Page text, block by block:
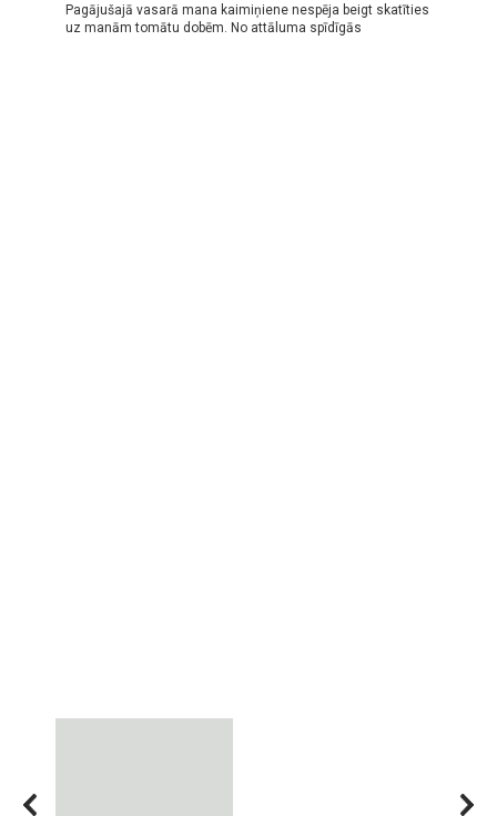
Pagājušajā vasarā mana kaimiņiene nespēja beigt skatīties
uz manām tomātu dobēm. No attāluma spīdīgās